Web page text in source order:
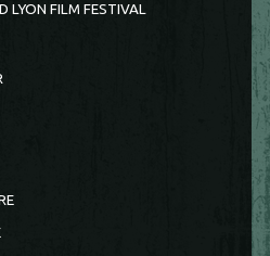
LYON FILM FESTIVAL